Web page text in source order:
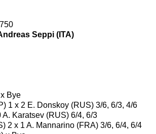
Seppi (ITA)
Bye
1 x 2 E. Donskoy (RUS) 3/6, 6/3, 4/6
A. Karatsev (RUS) 6/4, 6/3
2 x 1 A. Mannarino (FRA) 3/6, 6/4, 6/4